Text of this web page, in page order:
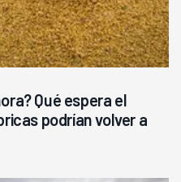
Qué espera el
podrían volver a